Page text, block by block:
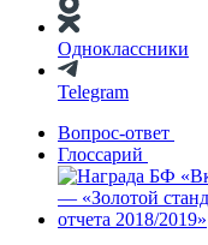
Одноклассники
Telegram
Вопрос-ответ
Глоссарий